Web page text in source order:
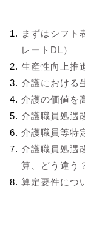
まずはシフト
レートDL）
生産性向上推
介護における
介護の価値を
介護職員処遇
介護職員等特
介護職員処遇
算、どう違う
算定要件につ